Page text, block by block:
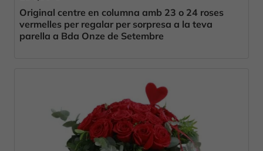
Original centre en columna amb 23 o 24 roses
vermelles per regalar per sorpresa a la teva
parella a Bda Onze de Setembre